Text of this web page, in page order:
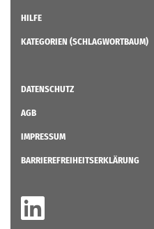
HILFE
KATEGORIEN (SCHLAGWORTBAUM)
DATENSCHUTZ
AGB
IMPRESSUM
BARRIEREFREIHEITSERKLÄRUNG